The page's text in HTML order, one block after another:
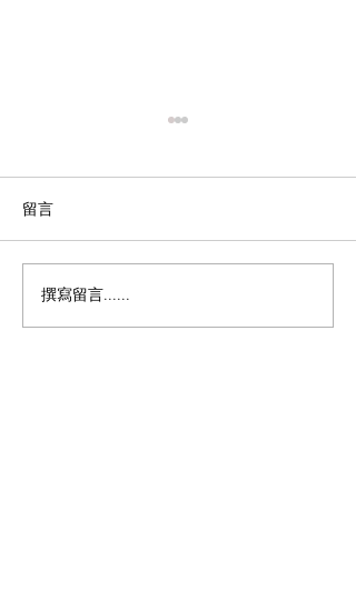
Thom Browne【透明銀
新色｜皇牌經典型號｜堅
留言
撰寫留言......